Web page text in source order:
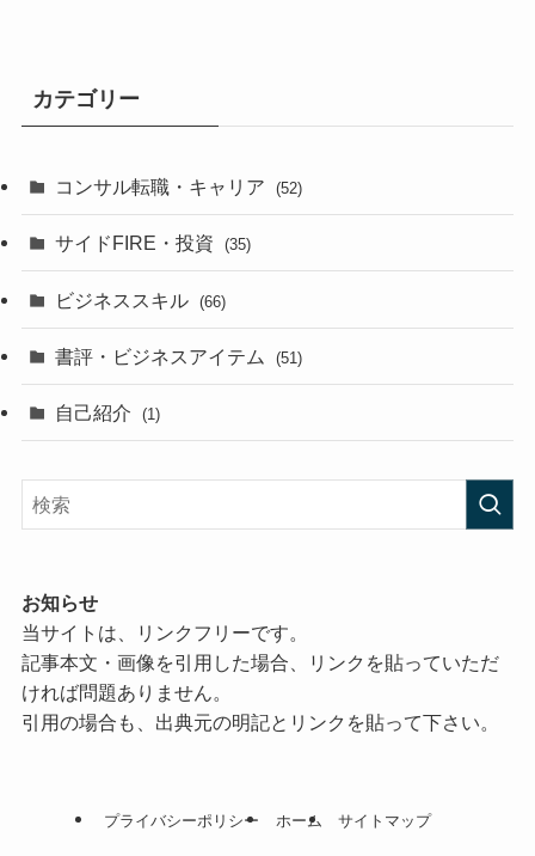
カテゴリー
コンサル転職・キャリア (52)
サイドFIRE・投資 (35)
ビジネススキル (66)
書評・ビジネスアイテム (51)
自己紹介 (1)
お知らせ
当サイトは、リンクフリーです。
記事本文・画像を引用した場合、リンクを貼っていただ
ければ問題ありません。
引用の場合も、出典元の明記とリンクを貼って下さい。
プライバシーポリシー ホーム サイトマップ